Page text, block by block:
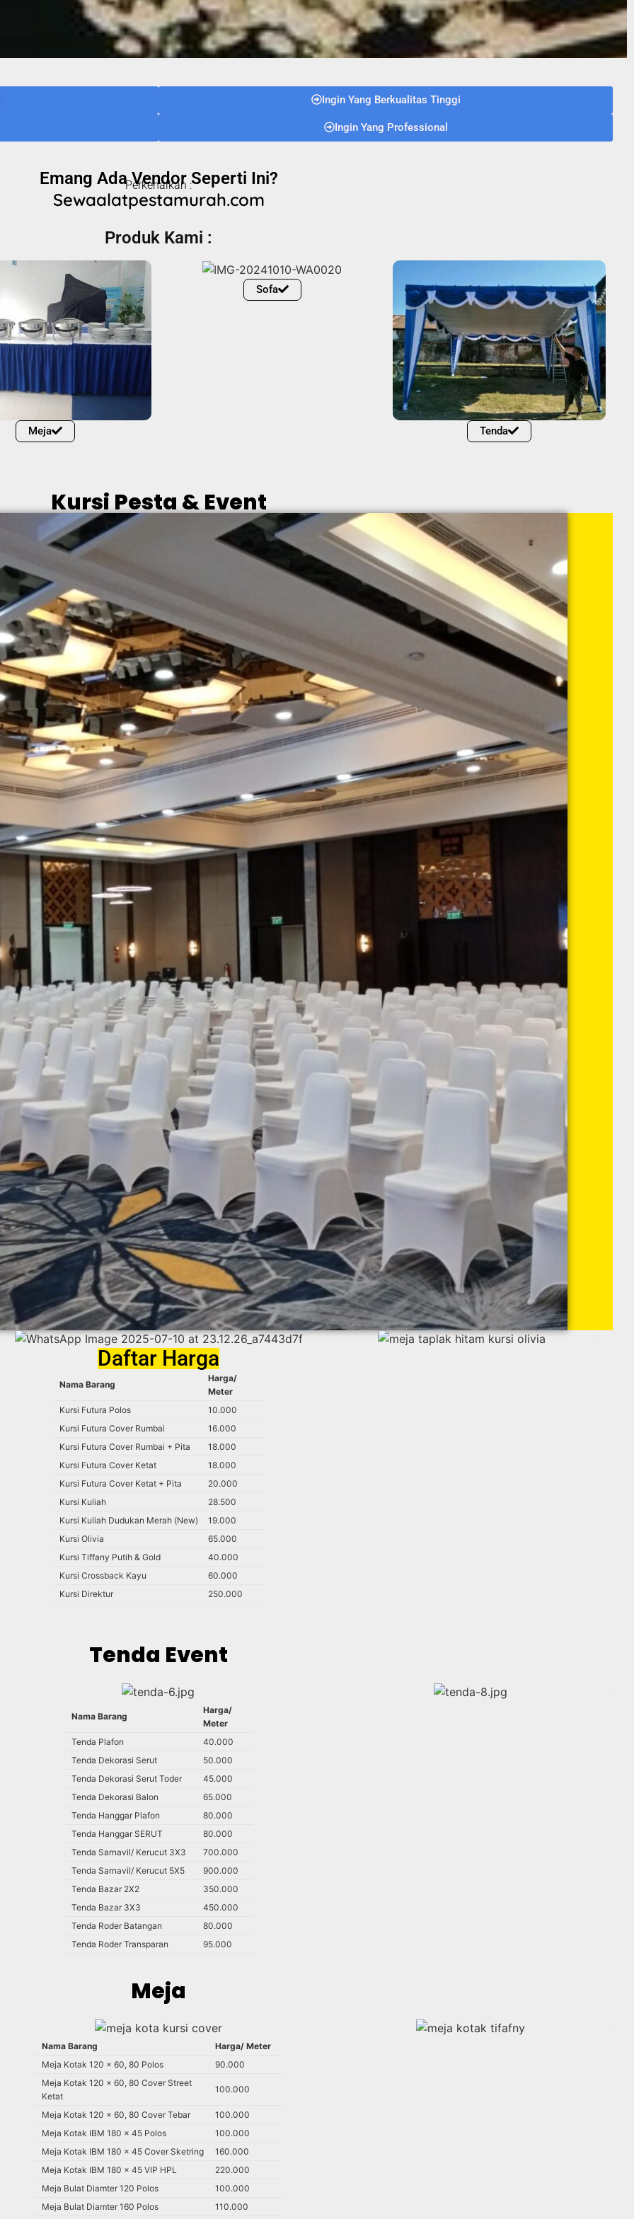
Ingin Yang Berkualitas Tinggi
Ingin Yang Professional
Emang Ada Vendor Seperti Ini?
Perkenalkan :
Sewaalatpestamurah.com
Produk Kami :
Meja
Sofa
Tenda
Kursi Pesta & Event
Daftar Harga
Nama Barang
Harga/
Meter
Kursi Futura Polos
10.000
Kursi Futura Cover Rumbai
16.000
Kursi Futura Cover Rumbai + Pita
18.000
Kursi Futura Cover Ketat
18.000
Kursi Futura Cover Ketat + Pita
20.000
Kursi Kuliah
28.500
Kursi Kuliah Dudukan Merah (New)
19.000
Kursi Olivia
65.000
Kursi Tiffany Putih & Gold
40.000
Kursi Crossback Kayu
60.000
Kursi Direktur
250.000
Tenda Event
Nama Barang
Harga/
Meter
Tenda Plafon
40.000
Tenda Dekorasi Serut
50.000
Tenda Dekorasi Serut Toder
45.000
Tenda Dekorasi Balon
65.000
Tenda Hanggar Plafon
80.000
Tenda Hanggar SERUT
80.000
Tenda Sarnavil/ Kerucut 3X3
700.000
Tenda Sarnavil/ Kerucut 5X5
900.000
Tenda Bazar 2X2
350.000
Tenda Bazar 3X3
450.000
Tenda Roder Batangan
80.000
Tenda Roder Transparan
95.000
Meja
Nama Barang
Harga/ Meter
Meja Kotak 120 x 60, 80 Polos
90.000
Meja Kotak 120 x 60, 80 Cover Street
Ketat
100.000
Meja Kotak 120 x 60, 80 Cover Tebar
100.000
Meja Kotak IBM 180 x 45 Polos
100.000
Meja Kotak IBM 180 x 45 Cover Sketring
160.000
Meja Kotak IBM 180 x 45 VIP HPL
220.000
Meja Bulat Diamter 120 Polos
100.000
Meja Bulat Diamter 160 Polos
110.000